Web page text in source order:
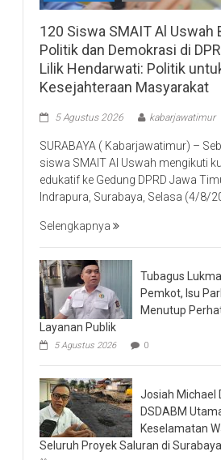
120 Siswa SMAIT Al Uswah
Politik dan Demokrasi di
Lilik Hendarwati: Politik
Kesejahteraan Masyarakat
5 Agustus 2026 kabarjawatimur
SURABAYA ( Kabarjawatimur) –
siswa SMAIT Al Uswah mengikuti
edukatif ke Gedung DPRD Jawa
Indrapura, Surabaya, Selasa (4/8/
Selengkapnya
Tubagus
Pemkot, Isu
Menutup
Layanan Publik
5 Agustus 2026 0
Josiah Michael
DSDABM
Keselamatan
Seluruh Proyek Saluran di Surabaya